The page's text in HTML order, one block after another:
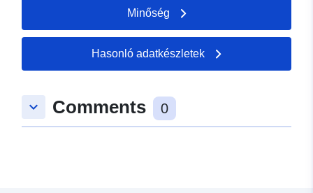
53.610634 ], [ 8.990931,
53.610634 ], [ 8.990931,
53.009933 ], [ 8.484333,
53.009933 ], [ 8.484333,
Típus:
Minőség
Hasonló adatkészletek
keyboard_arrow_down Comments 0